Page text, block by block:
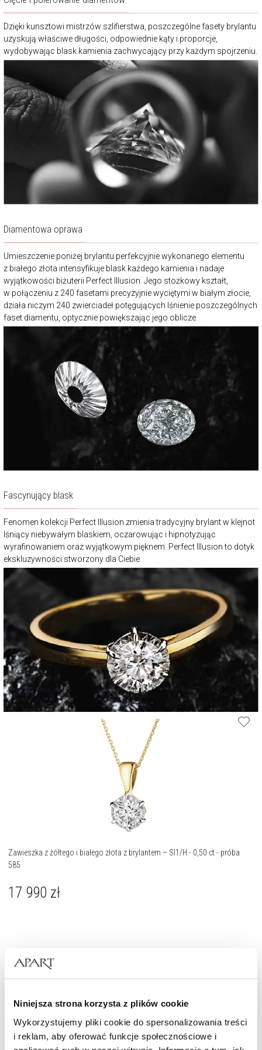
Niniejsza strona korzysta z plików cookie
Wykorzystujemy pliki cookie do spersonalizowania treści
i reklam, aby oferować funkcje społecznościowe i
Dzięki kunsztowi mistrzów szlifierstwa, poszczególne fasety brylantu
uzyskują właściwe długości, odpowiednie kąty i proporcje,
wydobywając blask kamienia zachwycający przy każdym spojrzeniu.
Diamentowa oprawa
Umieszczenie poniżej brylantu perfekcyjnie wykonanego elementu
z białego złota intensyfikuje blask każdego kamienia i nadaje
wyjątkowości biżuterii Perfect Illusion. Jego stożkowy kształt,
w połączeniu z 240 fasetami precyzyjnie wyciętymi w białym złocie,
działa niczym 240 zwierciadeł potęgujących lśnienie poszczególnych
faset diamentu, optycznie powiększając jego oblicze.
Fascynujący blask
Fenomen kolekcji Perfect Illusion zmienia tradycyjny brylant w klejnot
lśniący niebywałym blaskiem, oczarowując i hipnotyzując
wyrafinowaniem oraz wyjątkowym pięknem. Perfect Illusion to dotyk
ekskluzywności stworzony dla Ciebie.
Zawieszka z żółtego i białego złota z brylantem – SI1/H - 0,50 ct - próba
585
17 990 zł